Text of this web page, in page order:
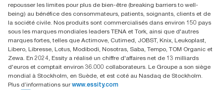
repousser les limites pour plus de bien-être (breaking barriers to well-
being) au bénéfice des consommateurs, patients, soignants, clients et de
la société civile. Nos produits sont commercialisés dans environ 150 pays
sous les marques mondiales leaders TENA et Tork, ainsi que d'autres
marques fortes, telles que Actimove, Cutimed, JOBST, Knix, Leukoplast,
Libero, Libresse, Lotus, Modibodi, Nosotras, Saba, Tempo, TOM Organic et
Zewa. En 2024, Essity a réalisé un chiffre d'affaires net de 13 milliards
d'euros et comptait environ 36.000 collaborateurs. Le Groupe a son siège
mondial à Stockholm, en Suède, et est coté au Nasdaq de Stockholm.
Plus d’informations sur www.essity.com